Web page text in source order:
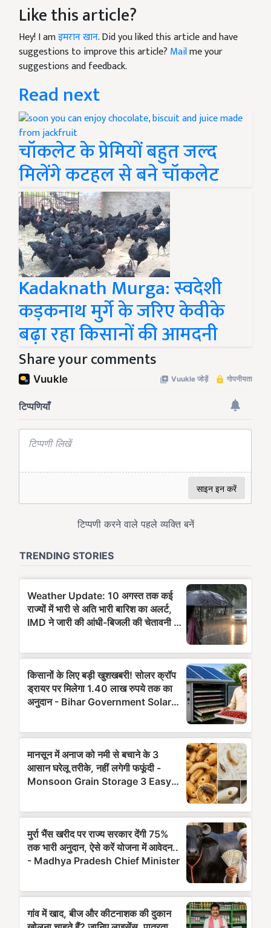
Like this article?
Hey! I amइमरान खान. Did you liked this article and have
suggestions to improve this article? Mailme your
suggestions and feedback.
Read next
चॉकलेट के प्रेमियों बहुत जल्द
मिलेंगे कटहल से बने चॉकलेट
Kadaknath Murga: स्वदेशी
कड़कनाथ मुर्गे के जरिए केवीके
बढ़ा रहा किसानों की आमदनी
Share your comments